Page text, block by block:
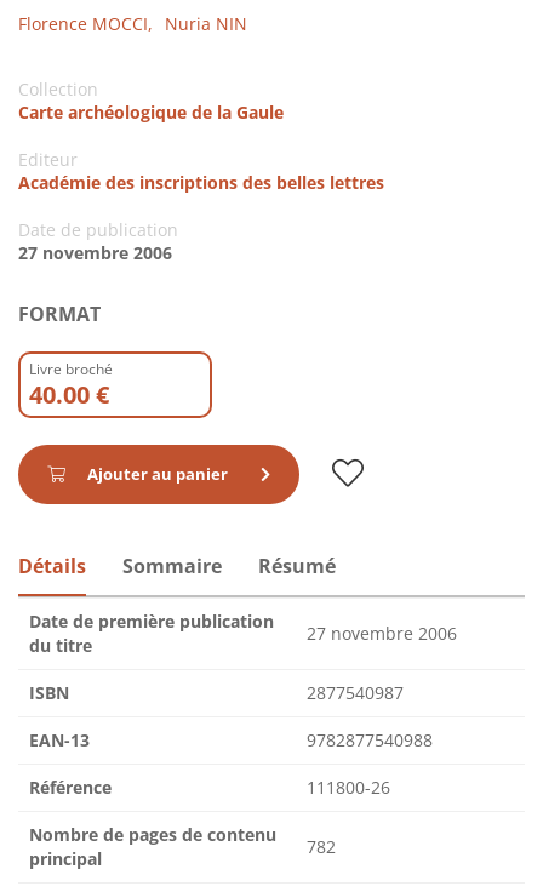
Florence MOCCI, Nuria NIN
Collection
Carte archéologique de la Gaule
Editeur
Académie des inscriptions des belles lettres
Date de publication
27 novembre 2006
FORMAT
Livre broché
40.00 €
Ajouter au panier
Détails Sommaire Résumé
Date de première publication
du titre
27 novembre 2006
ISBN 2877540987
EAN-13 9782877540988
Référence 111800-26
Nombre de pages de contenu
principal
782